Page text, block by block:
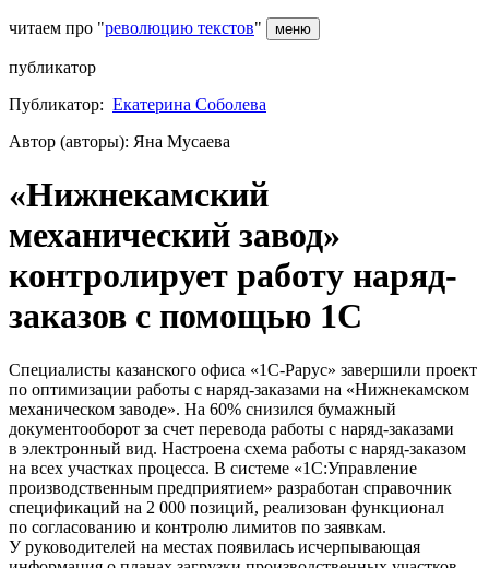
читаем про "революцию текстов" меню
публикатор
Публикатор: Екатерина Соболева
Автор (авторы): Яна Мусаева
«Нижнекамский
механический завод»
контролирует работу наряд-
заказов с помощью 1С
Специалисты казанского офиса «1С‑Рарус» завершили проект
по оптимизации работы с наряд-заказами на «Нижнекамском
механическом заводе». На 60% снизился бумажный
документооборот за счет перевода работы с наряд-заказами
в электронный вид. Настроена схема работы с наряд-заказом
на всех участках процесса. В системе «1С:Управление
производственным предприятием» разработан справочник
спецификаций на 2 000 позиций, реализован функционал
по согласованию и контролю лимитов по заявкам.
У руководителей на местах появилась исчерпывающая